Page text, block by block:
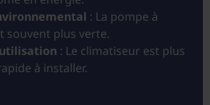
: La pompe à
souvent plus verte.
: Le climatiseur est plus
à installer.